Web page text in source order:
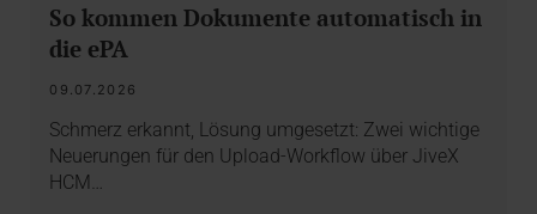
So kommen Dokumente automatisch in
die ePA
09.07.2026
Schmerz erkannt, Lösung umgesetzt: Zwei wichtige
Neuerungen für den Upload-Workflow über JiveX
HCM…